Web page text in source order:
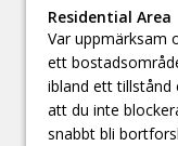
Residential Area
Var uppmärksam
ett
ibland ett tillstånd
att du inte
snabbt bli